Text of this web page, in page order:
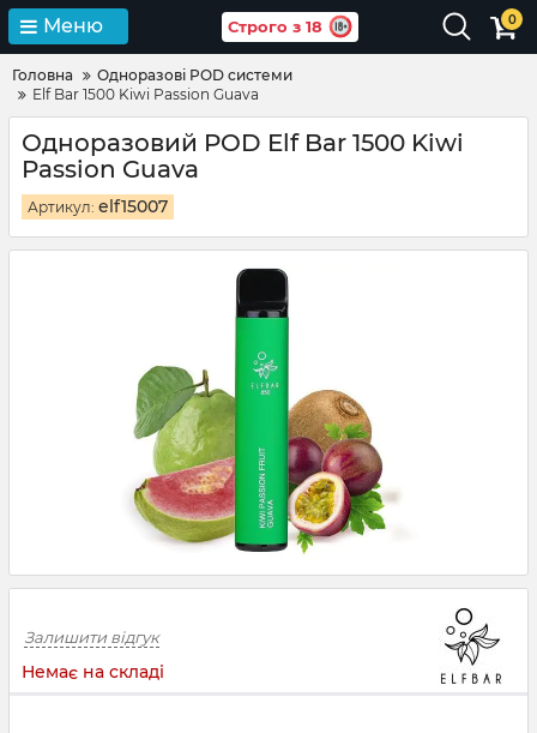
Меню Строго з 18 0
Головна
Одноразові POD системи
Elf Bar 1500 Kiwi Passion Guava
Одноразовий POD Elf Bar 1500 Kiwi
Passion Guava
Артикул: elf15007
Залишити відгук
Немає на складі